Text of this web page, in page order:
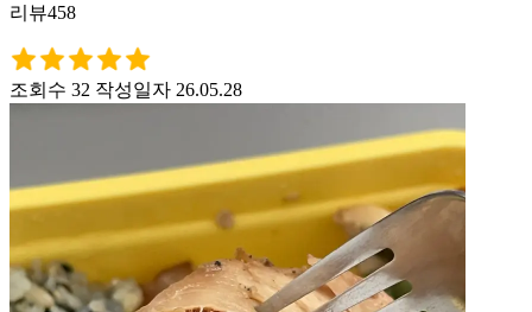
리뷰458
조회수 32 작성일자 26.05.28